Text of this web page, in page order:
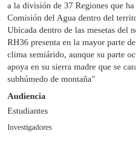
a la división de 37 Regiones que
Comisión del Agua dentro del
Ubicada dentro de las mesetas del
RH36 presenta en la mayor parte
clima semiárido, aunque su parte
apoya en su sierra madre que se
subhúmedo de montaña"
Audiencia
Estudiantes
Investigadores